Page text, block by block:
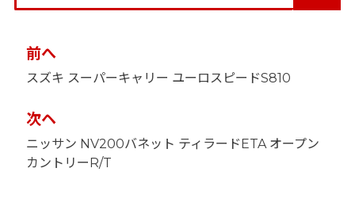
投
稿
ナ
ゲ
ー
シ
ョ
前へ
スズキ スーパーキャリー ユーロスピードS810
次ヘ
ニッサン NV200バネット ティラードETA オープン
カントリーR/T